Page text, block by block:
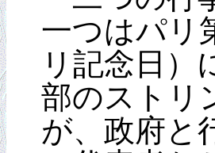
一つはパリ
リ記念日）
部のストリ
が、政府と